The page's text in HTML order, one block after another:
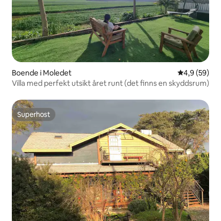
Boende i Moledet 4,9 av 5 i
4,9 (59)
Villa med perfekt utsikt året runt (det finns en skyddsrum)
Superhost
Superhost